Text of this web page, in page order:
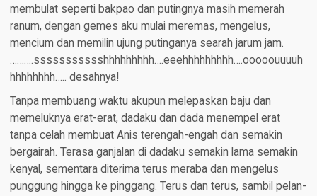
membulat seperti bakpao dan putingnya masih memerah
ranum, dengan gemes aku mulai meremas, mengelus,
mencium dan memilin ujung putinganya searah jarum jam.
……….ssssssssssshhhhhhhhh….eeehhhhhhhhh….ooooouuuuh
hhhhhhhh….. desahnya!
Tanpa membuang waktu akupun melepaskan baju dan
memeluknya erat-erat, dadaku dan dada menempel erat
tanpa celah membuat Anis terengah-engah dan semakin
bergairah. Terasa ganjalan di dadaku semakin lama semakin
kenyal, sementara diterima terus meraba dan mengelus
punggung hingga ke pinggang. Terus dan terus, sambil pelan-